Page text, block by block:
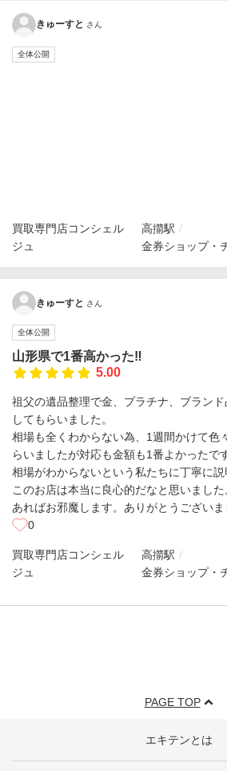
きゅーすと さん
全体公開
買取専門店コンシェル
ジュ
高擶駅
金券ショップ・
きゅーすと さん
全体公開
山形県で1番高かった‼️
5.00
祖父の遺品整理で金、プラチナ、ブラン
してもらいました。
相場も全くわからない為、1週間かけて色
らいましたが対応も金額も1番よかったで
相場がわからないという私たちに丁寧に
このお店は本当に良心的だなと思いまし
あればお邪魔します。ありがとうございま
0
買取専門店コンシェル
ジュ
高擶駅
金券ショップ・
PAGE TOP
エキテンとは